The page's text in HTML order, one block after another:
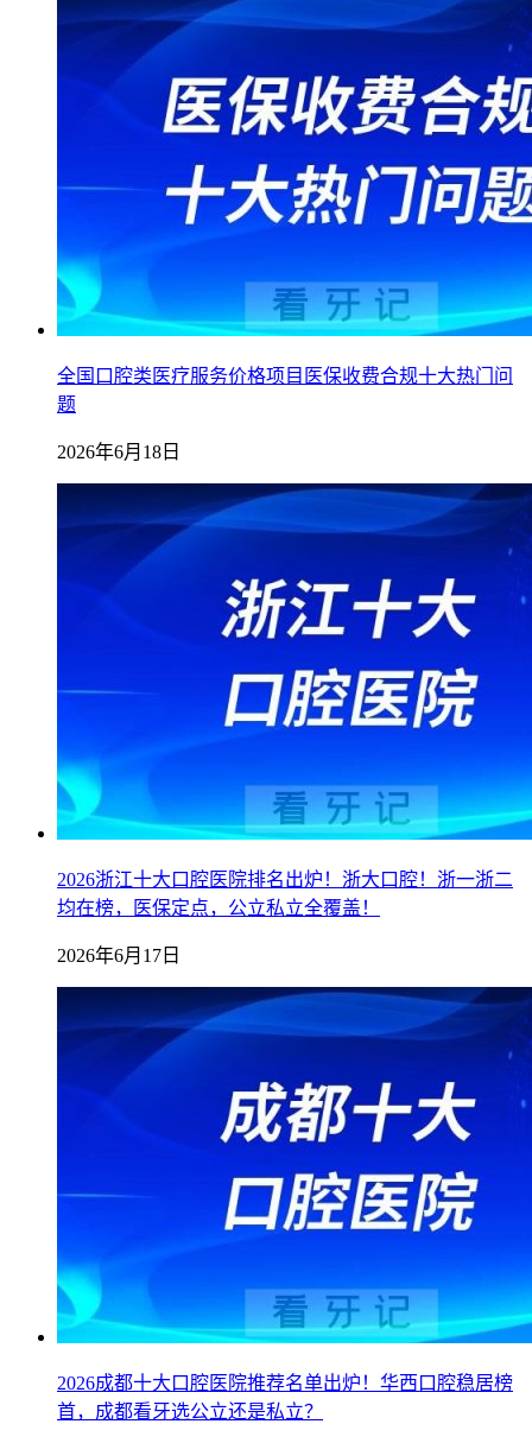
全国口腔类医疗服务价格项目医保收费合规十大热门问
题
2026年6月18日
2026浙江十大口腔医院排名出炉！浙大口腔！浙一浙二
均在榜，医保定点，公立私立全覆盖！
2026年6月17日
2026成都十大口腔医院推荐名单出炉！华西口腔稳居榜
首，成都看牙选公立还是私立？